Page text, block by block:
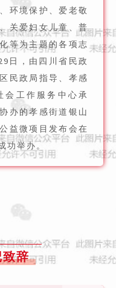
环境保护、爱老敬
关爱妇女儿童、普
等为主题的各项志
日，由四川省民政
民政局指导、孝感
会工作服务中心承
办的孝感街道银山
益微项目发布会在
功举办。
辞